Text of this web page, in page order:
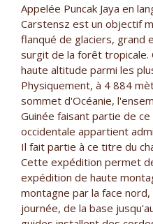
Appelée Puncak Jaya en
Carstensz est un objectif
flanqué de glaciers, grand
surgit de la forêt tropicale.
haute altitude parmi les
Physiquement, à 4 884
sommet d'Océanie,
Guinée faisant partie de
occidentale appartient
Il fait partie à ce titre du
Cette expédition permet
expédition de haute
montagne par la face
journée, de la base